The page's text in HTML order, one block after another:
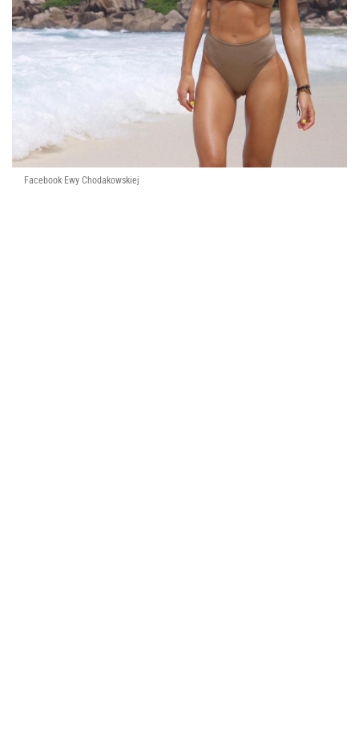
Facebook Ewy Chodakowskiej